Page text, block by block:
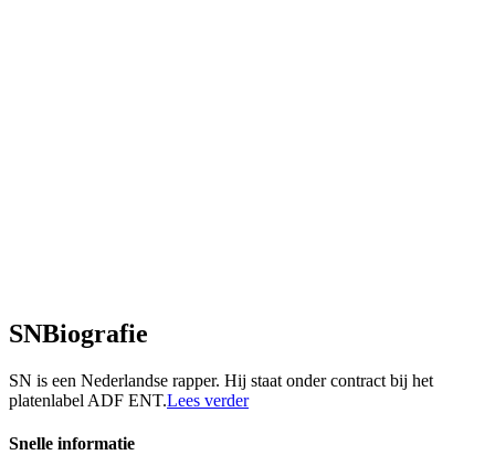
SNBiografie
SN is een Nederlandse rapper. Hij staat onder contract bij het
platenlabel ADF ENT.Lees verder
Snelle informatie